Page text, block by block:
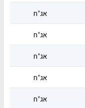
אג"ח
אג"ח
אג"ח
אג"ח
אג"ח